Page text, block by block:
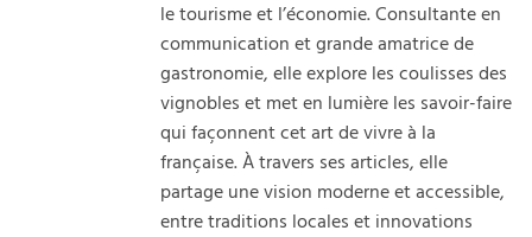
le tourisme et l’économie. Consultante en
communication et grande amatrice de
gastronomie, elle explore les coulisses des
vignobles et met en lumière les savoir-faire
qui façonnent cet art de vivre à la
française. À travers ses articles, elle
partage une vision moderne et accessible,
entre traditions locales et innovations